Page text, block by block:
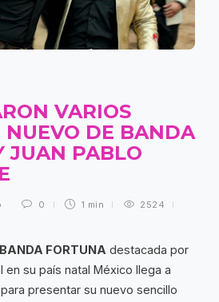
VARIOS
NUEVO DE BANDA
JUAN PABLO
0 1 min 2524
BANDA FORTUNA destacada por
en su país natal México llega a
presentar su nuevo sencillo